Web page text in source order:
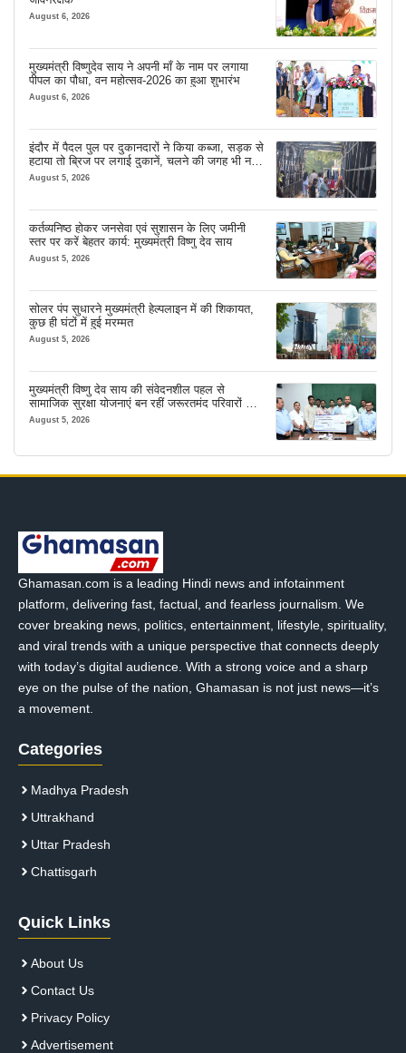
August 6, 2026
मुख्यमंत्री विष्णुदेव साय ने अपनी माँ के नाम पर लगाया
पीपल का पौधा, वन महोत्सव-2026 का हुआ शुभारंभ
August 6, 2026
इंदौर में पैदल पुल पर दुकानदारों ने किया कब्जा, सड़क से
हटाया तो ब्रिज पर लगाई दुकानें, चलने की जगह भी नहीं
मिल रही
August 5, 2026
कर्तव्यनिष्ठ होकर जनसेवा एवं सुशासन के लिए जमीनी
स्तर पर करें बेहतर कार्य: मुख्यमंत्री विष्णु देव साय
August 5, 2026
सोलर पंप सुधारने मुख्यमंत्री हेल्पलाइन में की शिकायत,
कुछ ही घंटों में हुई मरम्मत
August 5, 2026
मुख्यमंत्री विष्णु देव साय की संवेदनशील पहल से
सामाजिक सुरक्षा योजनाएं बन रहीं जरूरतमंद परिवारों का
मजबूत सहारा
August 5, 2026
Ghamasan.com is a leading Hindi news and infotainment
platform, delivering fast, factual, and fearless journalism. We
cover breaking news, politics, entertainment, lifestyle, spirituality,
and viral trends with a unique perspective that connects deeply
with today’s digital audience. With a strong voice and a sharp
eye on the pulse of the nation, Ghamasan is not just news—it’s
a movement.
Categories
Madhya Pradesh
Uttrakhand
Uttar Pradesh
Chattisgarh
Quick Links
About Us
Contact Us
Privacy Policy
Advertisement